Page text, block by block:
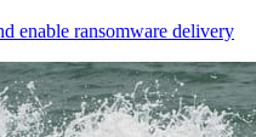
enable ransomware delivery